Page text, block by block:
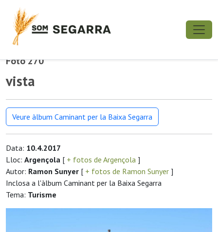
Foto 270
vista
Veure àlbum Caminant per la Baixa Segarra
Data: 10.4.2017
Lloc: Argençola [ + fotos de Argençola ]
Autor: Ramon Sunyer [ + fotos de Ramon Sunyer ]
Inclosa a l'àlbum Caminant per la Baixa Segarra
Tema: Turisme